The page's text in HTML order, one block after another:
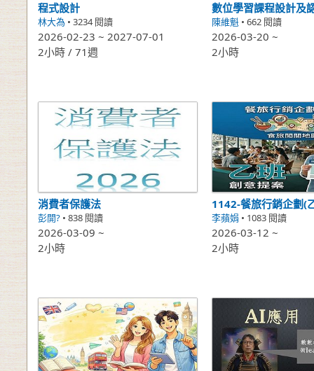
程式設計
林大為 • 3234 閱讀
2026-02-23 ~ 2027-07-01
2小時 / 71週
陳維魁 • 662 閱讀
2026-03-20 ~
2小時
消費者保護法
彭開? • 838 閱讀
2026-03-09 ~
2小時
1142-餐旅行銷企劃(
李蘋娟 • 1083 閱讀
2026-03-12 ~
2小時